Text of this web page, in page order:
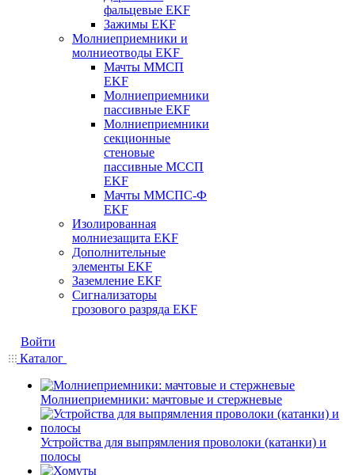
фальцевые EKF
Зажимы EKF
Молниеприемники и
молниеотводы EKF
Мачты ММСП
EKF
Молниеприемники
пассивные EKF
Молниеприемники
секционные
стеновые
пассивные МССП
EKF
Мачты ММСПС-Ф
EKF
Изолированная
молниезащита EKF
Дополнительные
элементы EKF
Заземление EKF
Сигнализаторы
грозового разряда EKF
Войти
Каталог
Молниеприемники: мачтовые и стержневые
Устройства для выпрямления проволоки (катанки) и
полосы